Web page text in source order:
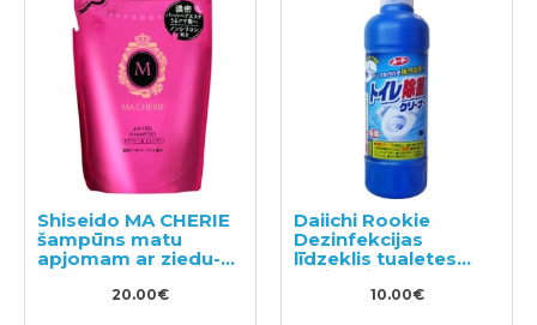
Shiseido MA CHERIE
šampūns matu
apjomam ar ziedu-
augļu aromātu,
pildviela 380ml
20.00€
Daiichi Rookie
Dezinfekcijas
līdzeklis tualetes
tīrīšanai 500ml
10.00€